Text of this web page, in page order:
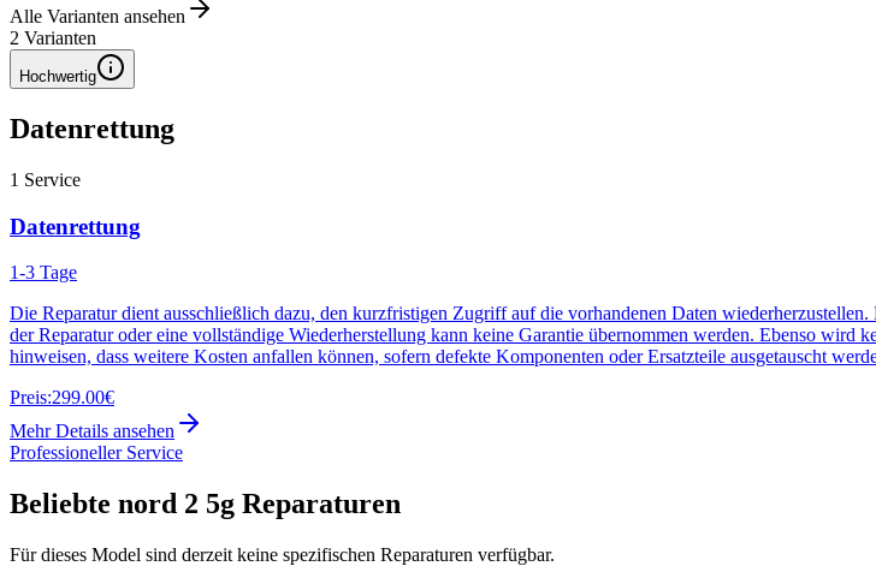
Alle Varianten ansehen
2 Varianten
Hochwertig
Datenrettung
1 Service
Datenrettung
1-3 Tage
Die Reparatur dient ausschließlich dazu, den kurzfristigen Zugriff auf die vorhandenen Daten
der Reparatur oder eine vollständige Wiederherstellung kann keine Garantie übernommen werden. Ebenso
hinweisen, dass weitere Kosten anfallen können, sofern defekte Komponenten oder Ersatzteile ausgetauscht
Preis:299.00€
Mehr Details ansehen
Professioneller Service
Beliebte nord 2 5g Reparaturen
Für dieses Model sind derzeit keine spezifischen Reparaturen verfügbar.